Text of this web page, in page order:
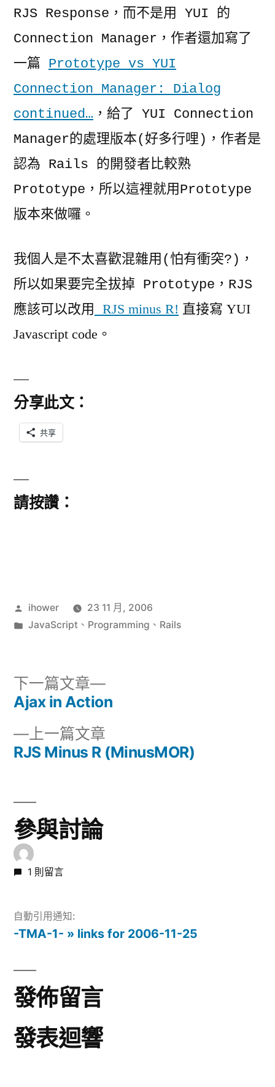
RJS Response，而不是用 YUI 的
Connection Manager，作者還加寫了
一篇 Prototype vs YUI
Connection Manager: Dialog
continued… ，給了 YUI Connection
Manager的處理版本(好多行哩)，作者是
認為 Rails 的開發者比較熟
Prototype，所以這裡就用Prototype
版本來做囉。
我個人是不太喜歡混雜用(怕有衝突?)，
所以如果要完全拔掉 Prototype，RJS
應該可以改用
RJS minus R! 直接寫 YUI
Javascript code。
分享此文：
共享
請按讚：
作
者:
ihower
23 11 月, 2006
分
JavaScript 、 Programming 、 Rails
文
章
覽
上一篇文章
一
RJS Minus R (MinusMOR)
下一篇文章
下
一
章:
Ajax in Action
參與討論
1 則留言
自動引用通知:
-TMA-1- » links for 2006-11-25
發佈留言
發表迴響